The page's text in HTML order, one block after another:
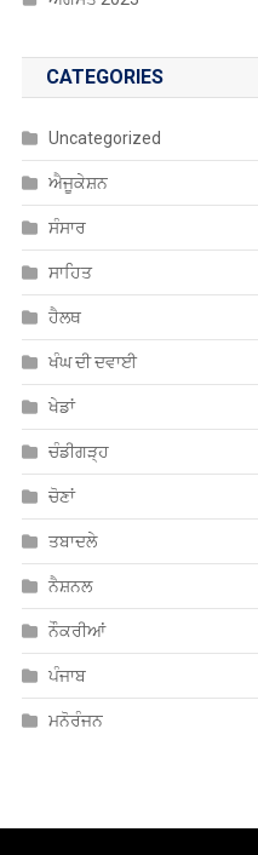
ਐਜੂਕੇਸ਼ਨ
ਸੰਸਾਰ
ਸਾਹਿਤ
ਹੈਲਥ
ਖੰਘ ਦੀ ਦਵਾਈ
ਖੇਡਾਂ
ਚੰਡੀਗੜ੍ਹ
ਚੋਣਾਂ
ਤਬਾਦਲੇ
ਨੈਸ਼ਨਲ
ਨੌਕਰੀਆਂ
ਪੰਜਾਬ
ਮਨੋਰੰਜਨ